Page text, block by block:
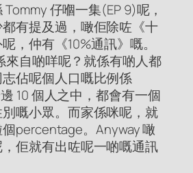
仔嗰一集(EP 9)呢，
有提及過，噉佢除咗《十
，仲有《10%通訊》嘅。
來自啲咩呢？就係有啲人都
佔呢個人口嘅比例係
10 個人之中，都會有一個
嘅小眾。而家係咪呢，就
percentage。Anyway 噉
佢就有出咗呢一啲嘅通訊